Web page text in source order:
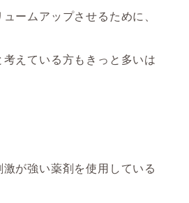
ームアップさせるために、
えている方もきっと多いは
が強い薬剤を使用している